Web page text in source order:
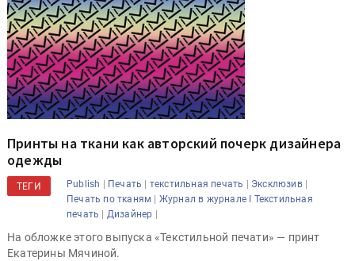
Принты на ткани как авторский почерк дизайнера
одежды
ТЕГИ Publish | Печать | текстильная печать | Эксклюзив|
Печать по тканям | Журнал в журнале I Текстильная
печать | Дизайнер |
На обложке этого выпуска «Текстильной печати» — принт
Екатерины Мячиной.